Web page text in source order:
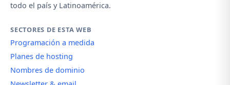
todo el país y Latinoamérica.
SECTORES DE ESTA WEB
Programación a medida
Planes de hosting
Nombres de dominio